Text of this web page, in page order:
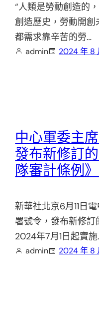
“人類是勞動創造的
創造歷史，勞動開創
都需求靠辛苦的勞…
admin 2024 年 8
中心軍委主
發布新修訂
隊審計條例
新華社北京6月11日
署號令，發布新修
2024年7月1日起實
admin 2024 年 8